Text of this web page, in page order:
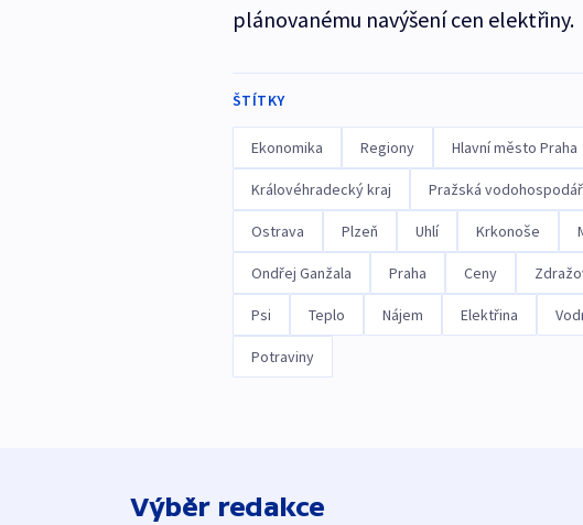
plánovanému navýšení cen elektřiny.
ŠTÍTKY
Ekonomika Regiony Hlavní město Praha
Královéhradecký kraj Pražská
Ostrava Plzeň Uhlí Krkonoše
Ondřej Ganžala Praha Ceny
Psi Teplo Nájem Elektřina
Potraviny
Výběr redakce